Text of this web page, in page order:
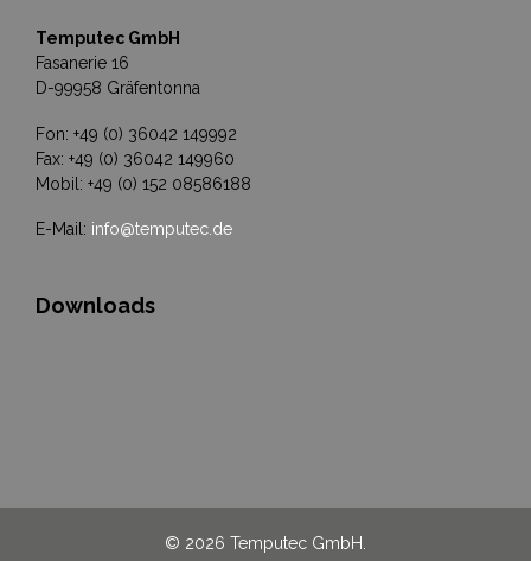
Temputec GmbH
Fasanerie 16
D-99958 Gräfentonna
Fon: +49 (0) 36042 149992
Fax: +49 (0) 36042 149960
Mobil: +49 (0) 152 08586188
E-Mail: info@temputec.de
Downloads
© 2026 Temputec GmbH.